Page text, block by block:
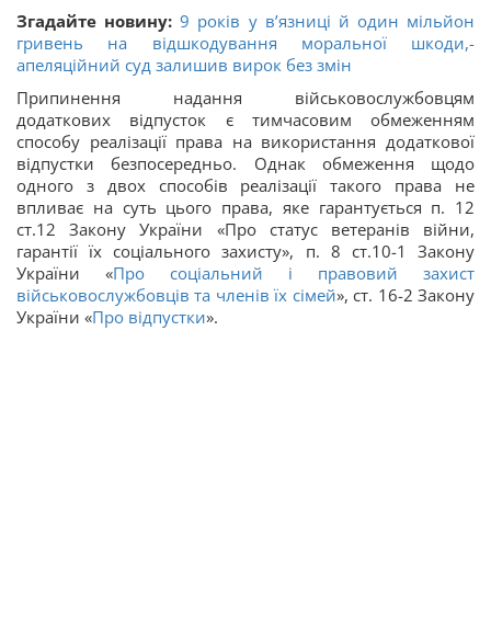
Згадайте новину:9 років у в’язниці й один мільйон
гривень на відшкодування моральної шкоди,-
апеляційний суд залишив вирок без змін
Припинення надання військовослужбовцям
додаткових відпусток є тимчасовим обмеженням
способу реалізації права на використання додаткової
відпустки безпосередньо. Однак обмеження щодо
одного з двох способів реалізації такого права не
впливає на суть цього права, яке гарантується п. 12
ст.12 Закону України «Про статус ветеранів війни,
гарантії їх соціального захисту», п. 8 ст.10-1 Закону
України «Про соціальний і правовий захист
військовослужбовців та членів їх сімей», ст. 16-2 Закону
України «Про відпустки».